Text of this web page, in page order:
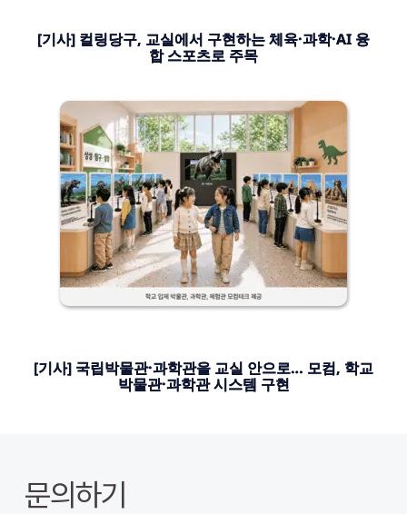
[기사] 컬링당구, 교실에서 구현하는 체육·과학·AI 융
합 스포츠로 주목
[기사] 국립박물관·과학관을 교실 안으로… 모컴, 학교
박물관·과학관 시스템 구현
문의하기